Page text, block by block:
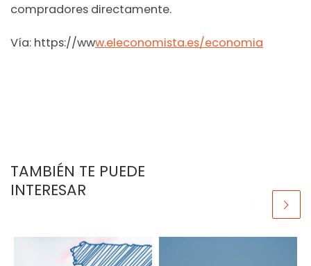
compradores directamente.
Vía: https://www.eleconomista.es/economia
TAMBIÉN TE PUEDE
INTERESAR